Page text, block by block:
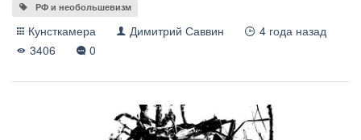
РФ и необольшевизм
Кунсткамера Димитрий Саввин
4 года назад
3406
0